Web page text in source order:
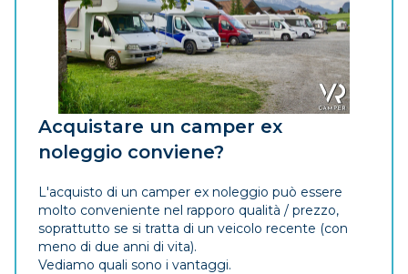
Acquistare un camper ex
noleggio conviene?
L'acquisto di un camper ex noleggio può essere
molto conveniente nel rapporo qualità / prezzo,
soprattutto se si tratta di un veicolo recente (con
meno di due anni di vita).
Vediamo quali sono i vantaggi.